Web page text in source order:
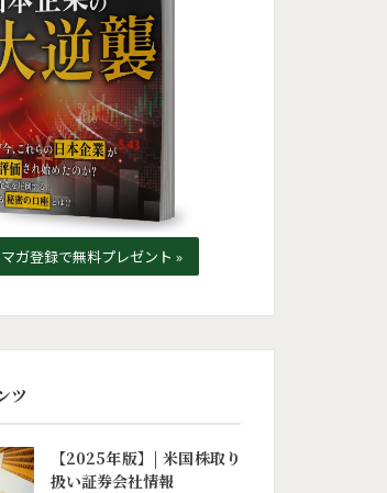
ガ登録で無料プレゼント »
ツ
【2025年版】| 米国株取り
扱い証券会社情報